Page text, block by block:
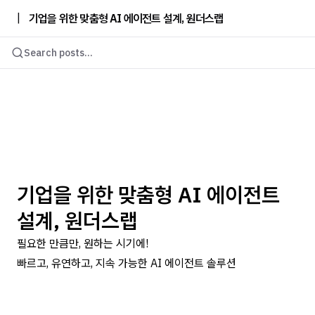
기업을 위한 맞춤형 AI 에이전트 설계, 원더스랩
Search posts...
기업을 위한 맞춤형 AI 에이전트
설계, 원더스랩
필요한 만큼만, 원하는 시기에!
빠르고, 유연하고, 지속 가능한 AI 에이전트 솔루션